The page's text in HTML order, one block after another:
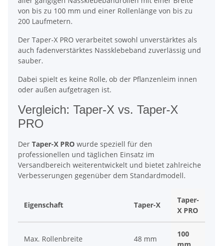
von bis zu 100 mm und einer Rollenlänge von bis zu
200 Laufmetern.
Der Taper-X PRO verarbeitet sowohl unverstärktes als
auch fadenverstärktes Nassklebeband zuverlässig und
sauber.
Dabei spielt es keine Rolle, ob der Pflanzenleim innen
oder außen aufgetragen ist.
Vergleich: Taper-X vs. Taper-X
PRO
Der Taper-X PRO wurde speziell für den
professionellen und täglichen Einsatz im
Versandbereich weiterentwickelt und bietet zahlreiche
Verbesserungen gegenüber dem Standardmodell.
Eigenschaft Taper-X
Taper-
X PRO
Max. Rollenbreite 48 mm
100